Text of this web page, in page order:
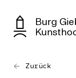
Burg
Zurück